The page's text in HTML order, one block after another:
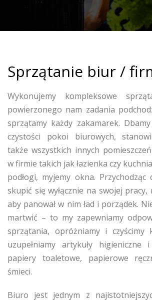
Sprzątanie biur /
Wykonujemy kompleksowe
powierzonego nam zadania
sprzątamy każdy zakamarek.
czystości pokoi biurowych,
także wszystkich innych
w firmie takich jak łazienka czy
podłogi, myjemy okna.
skupić się wyłącznie na swojej
aby panował w nim ład i porządek.
martwić – to my zapewniamy
sprzątania, opróżniamy i czyścimy
uzupełniamy artykuły higieniczne
papiery toaletowe, papierowe
śmieci.
Biuro jest jednym z